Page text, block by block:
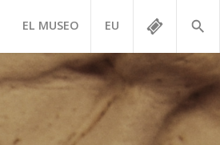
EU
EL MUSEO